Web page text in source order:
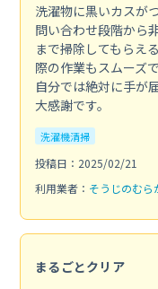
洗濯物に黒いカスが
問い合わせ段階から
まで掃除してもらえ
際の作業もスムーズ
自分では絶対に手が
大感謝です。
洗濯機清掃
投稿日：2025/02/21
利用業者： そうじのむら
まるごとクリア